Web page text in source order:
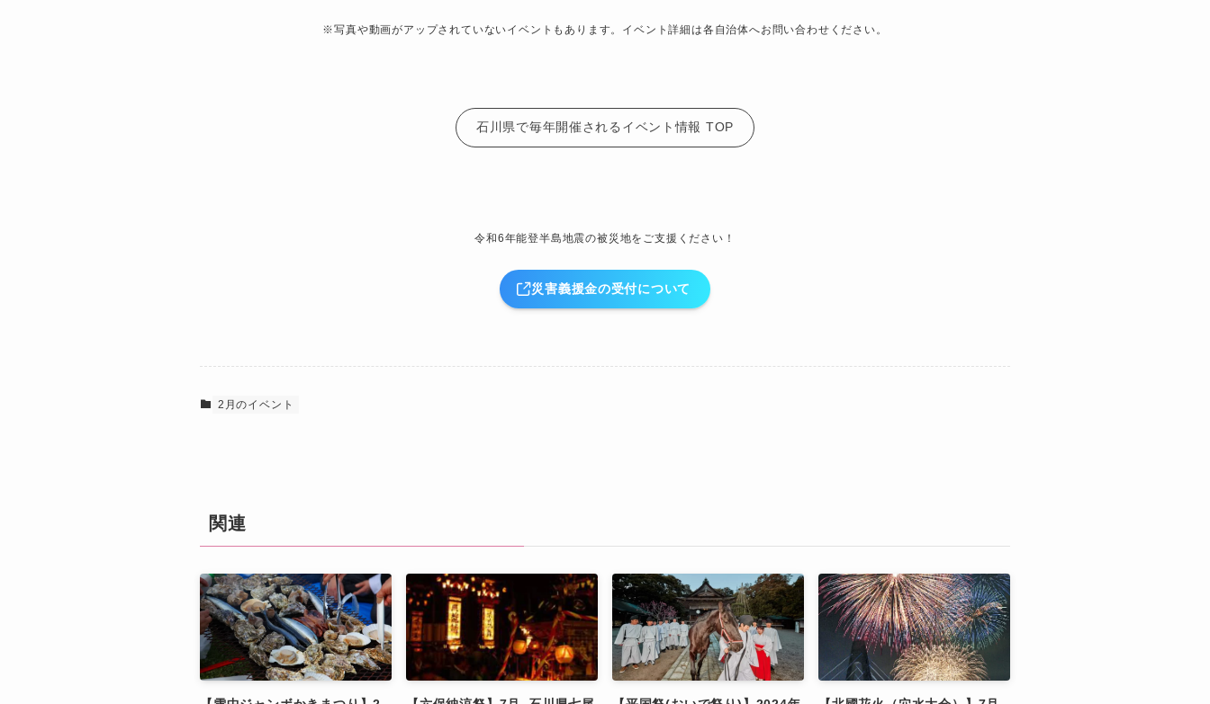
※写真や動画がアップされていないイベントもあります。イベント詳細は各自治体へお問い合わせください。
石川県で毎年開催されるイベント情報 TOP
令和6年能登半島地震の被災地をご支援ください！
災害義援金の受付について
2月のイベント
関連